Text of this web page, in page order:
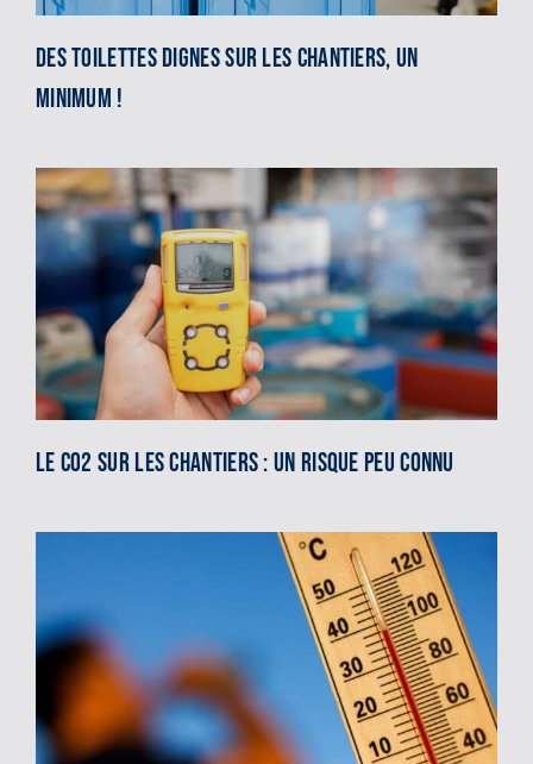
Des toilettes dignes sur les chantiers, un
minimum !
Le CO2 sur les chantiers : un risque peu connu